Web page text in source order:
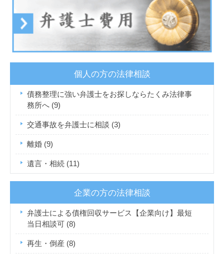
個人の方の法律相談
債務整理に強い弁護士をお探しならたくみ法律事
務所へ (9)
交通事故を弁護士に相談 (3)
離婚 (9)
遺言・相続 (11)
企業の方の法律相談
弁護士による債権回収サービス【企業向け】最短
当日相談可 (8)
再生・倒産 (8)